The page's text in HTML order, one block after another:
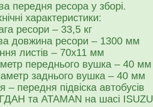
передня ресора у зборі.
характеристики:
ресори – 33,5 кг
довжина ресори – 1300 мм
листів – 70х11 мм
переднього вушка – 40 мм
заднього вушка – 40 мм
– передня підвіска автобусів
та ATAMAN на шасі ISUZU